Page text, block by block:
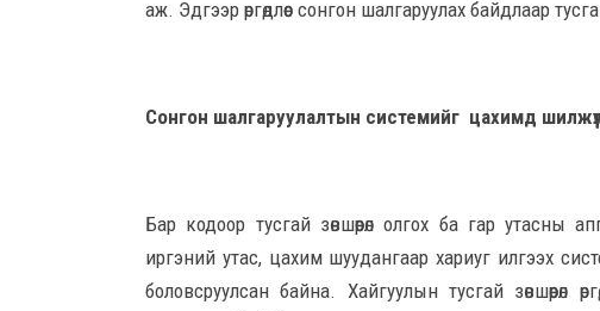
аж. Эдгээр өргөдлөөс сонгон шалгаруулах байдлаар
Cонгон шалгаруулалтын системийг цахимд
Бар кодоор тусгай зөвшөөрөл олгох ба гар
иргэний утас, цахим шуудангаар хариуг илгээх
боловсруулсан байна. Хайгуулын тусгай зөвшөөрөл